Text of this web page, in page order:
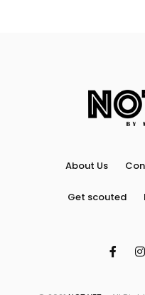
About Us
Get scouted